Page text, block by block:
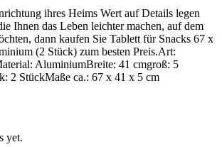
ihres Heims Wert auf Details legen
Ihnen das Leben leichter machen, auf dem
dann kaufen Sie Tablett für Snacks 67 x
(2 Stück) zum besten Preis.Art:
AluminiumBreite: 41 cmgroß: 5
2 StückMaße ca.: 67 x 41 x 5 cm
yet.